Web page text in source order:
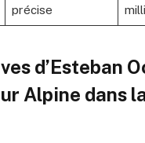
précise
d’Esteban
Alpine dans